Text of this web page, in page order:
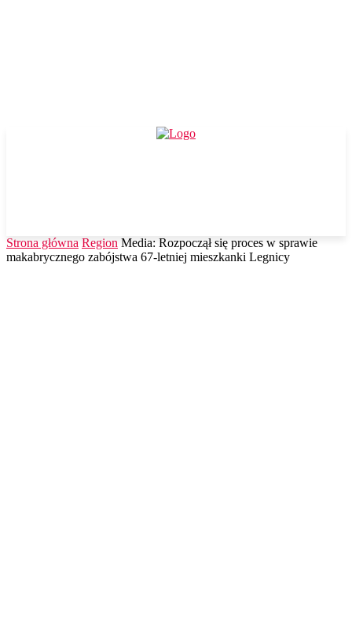
Strona główna Region Media: Rozpoczął się proces w sprawie
makabrycznego zabójstwa 67-letniej mieszkanki Legnicy